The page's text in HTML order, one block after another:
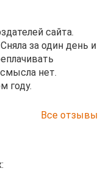
сайта.
за один день и
нет.
году.
Все отзывы